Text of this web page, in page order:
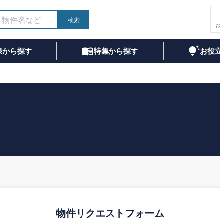
検索
から探す 特集から探す お役
物件リクエストフォーム